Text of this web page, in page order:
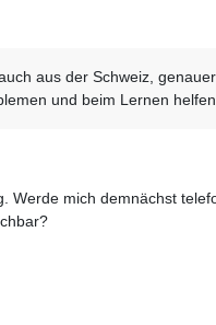
aus der Schweiz,
und beim Lernen
Werde mich demnächst